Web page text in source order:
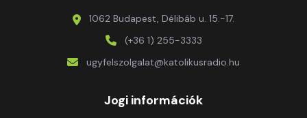
1062 Budapest, Délibáb u. 15.-17.
(+36 1) 255-3333
ugyfelszolgalat@katolikusradio.hu
Jogi információk